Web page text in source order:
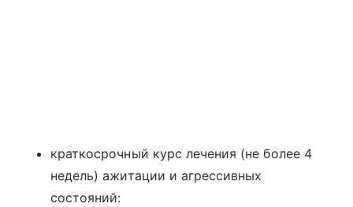
краткосрочный курс лечения (не более 4
недель) ажитации и агрессивных
состояний: